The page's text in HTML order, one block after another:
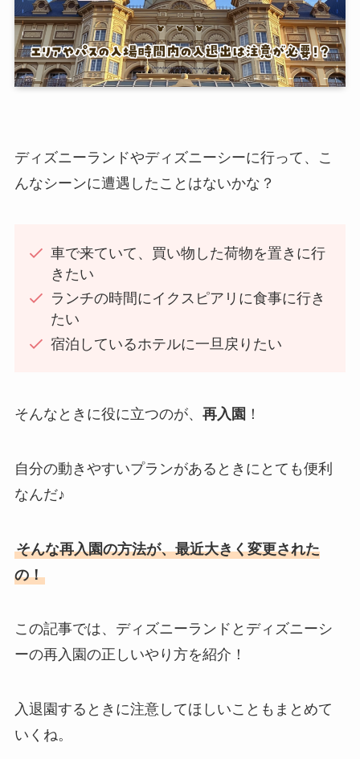
ディズニーランドやディズニーシーに行って、こ
んなシーンに遭遇したことはないかな？
車で来ていて、買い物した荷物を置きに行
きたい
ランチの時間にイクスピアリに食事に行き
たい
宿泊しているホテルに一旦戻りたい
そんなときに役に立つのが、 再入園 ！
自分の動きやすいプランがあるときにとても便利
なんだ♪
そんな再入園の方法が、最近大きく変更された
の！
この記事では、ディズニーランドとディズニーシ
ーの再入園の正しいやり方を紹介！
入退園するときに注意してほしいこともまとめて
いくね。